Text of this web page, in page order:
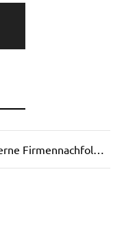
Interne Firmennachfolge erfolgreich begleitet